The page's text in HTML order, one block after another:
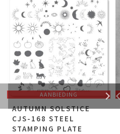
AANBIEDING
AUTUMN SOLSTICE
CJS-168 STEEL
STAMPING PLATE